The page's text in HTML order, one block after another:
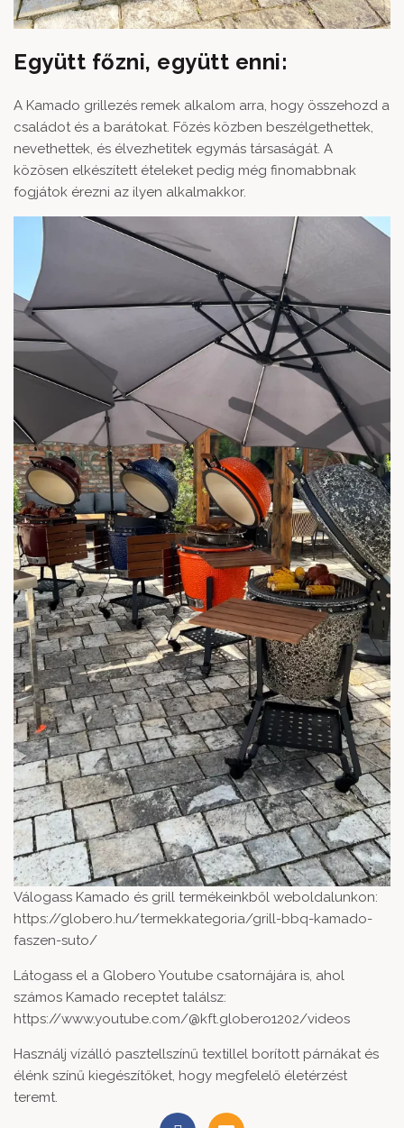
Együtt főzni, együtt enni:
A Kamado grillezés remek alkalom arra, hogy összehozd a
családot és a barátokat. Főzés közben beszélgethettek,
nevethettek, és élvezhetitek egymás társaságát. A
közösen elkészített ételeket pedig még finomabbnak
fogjátok érezni az ilyen alkalmakkor.
Válogass Kamado és grill termékeinkből weboldalunkon:
https://globero.hu/termekkategoria/grill-bbq-kamado-
faszen-suto/
Látogass el a Globero Youtube csatornájára is, ahol
számos Kamado receptet találsz:
https://www.youtube.com/@kft.globero1202/videos
Használj vízálló pasztellszínű textillel borított párnákat és
élénk színű kiegészítőket, hogy megfelelő életérzést
teremt.